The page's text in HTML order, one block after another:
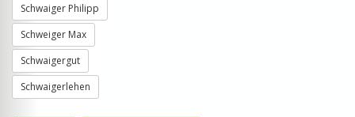
Schwaiger Philipp
Schweiger Max
Schwaigergut
Schwaigerlehen